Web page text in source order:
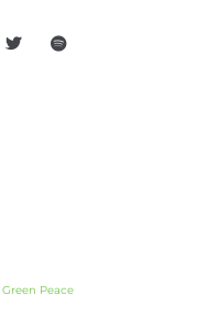
Green Peace